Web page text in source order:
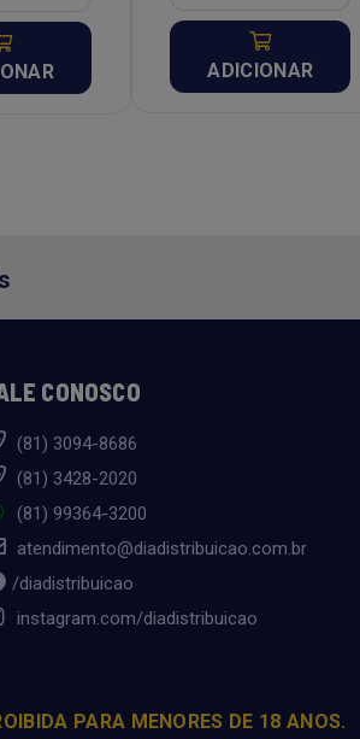
ADICIONAR
CONOSCO
(81) 3094-8686
(81) 3428-2020
(81) 99364-3200
atendimento@diadistribuicao.com.br
/diadistribuicao
instagram.com/diadistribuicao
PARA MENORES DE 18 ANOS.